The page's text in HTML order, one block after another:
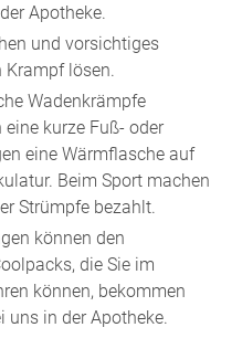
Apotheke.
und vorsichtiges
Krampf lösen.
Wadenkrämpfe
kurze Fuß- oder
eine Wärmflasche auf
Beim Sport machen
Strümpfe bezahlt.
können den
die Sie im
können, bekommen
uns in der Apotheke.